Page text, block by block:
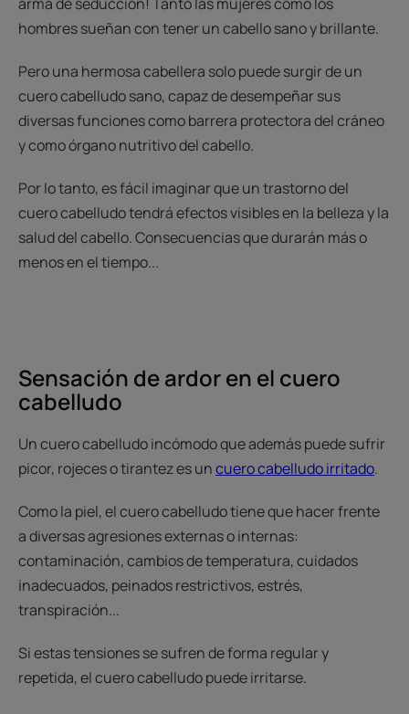
hombres sueñan con tener un cabello sano y brillante.
Pero una hermosa cabellera solo puede surgir de un
cuero cabelludo sano, capaz de desempeñar sus
diversas funciones como barrera protectora del cráneo
y como órgano nutritivo del cabello.
Por lo tanto, es fácil imaginar que un trastorno del
cuero cabelludo tendrá efectos visibles en la belleza y la
salud del cabello. Consecuencias que durarán más o
menos en el tiempo...
Sensación de ardor en el cuero
cabelludo
Un cuero cabelludo incómodo que además puede sufrir
picor, rojeces o tirantez es uncuero cabelludo irritado.
Como la piel, el cuero cabelludo tiene que hacer frente
a diversas agresiones externas o internas:
contaminación, cambios de temperatura, cuidados
inadecuados, peinados restrictivos, estrés,
transpiración...
Si estas tensiones se sufren de forma regular y
repetida, el cuero cabelludo puede irritarse.